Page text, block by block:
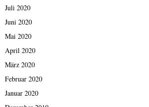
Juli 2020
Juni 2020
Mai 2020
April 2020
März 2020
Februar 2020
Januar 2020